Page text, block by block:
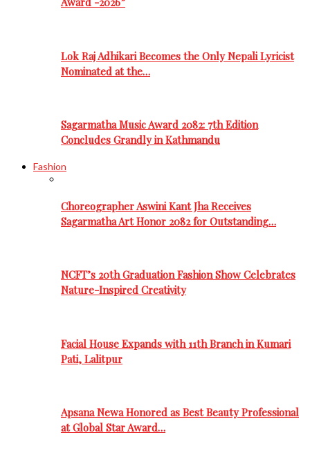
Lok Raj Adhikari Becomes the Only Nepali Lyricist
Nominated at the…
Sagarmatha Music Award 2082: 7th Edition
Concludes Grandly in Kathmandu
Fashion
Choreographer Aswini Kant Jha Receives
Sagarmatha Art Honor 2082 for Outstanding…
NCFT’s 20th Graduation Fashion Show Celebrates
Nature-Inspired Creativity
Facial House Expands with 11th Branch in Kumari
Pati, Lalitpur
Apsana Newa Honored as Best Beauty Professional
at Global Star Award…